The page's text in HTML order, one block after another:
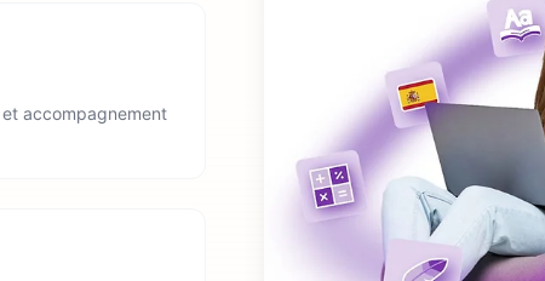
accompagnement